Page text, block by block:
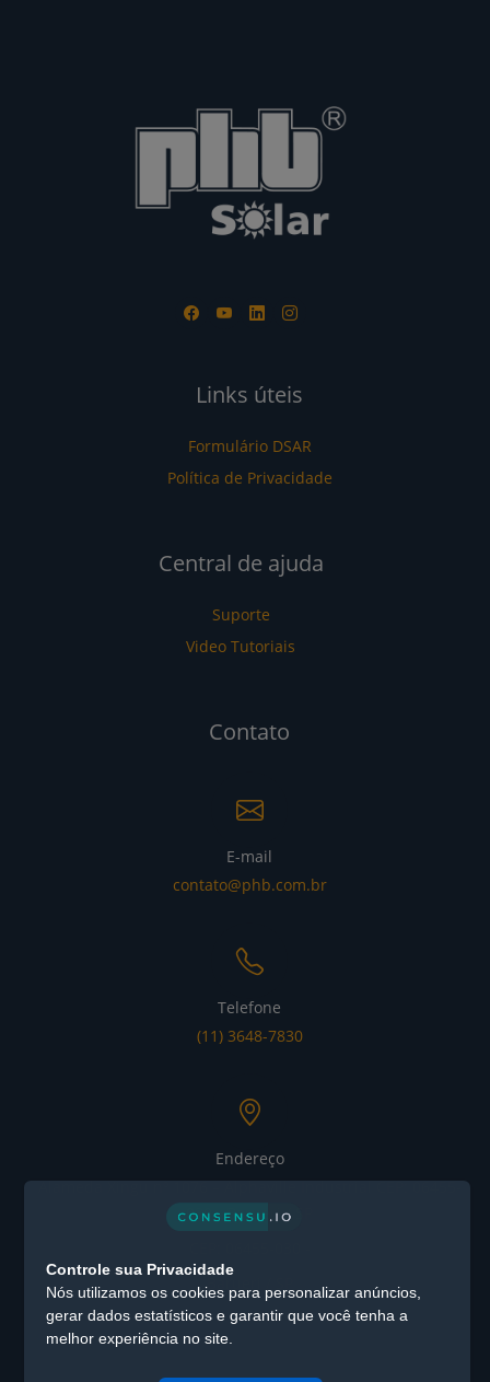
Links úteis
Formulário DSAR
Política de Privacidade
Central de ajuda
Suporte
Video Tutoriais
Contato
E-mail
contato@phb.com.br
Telefone
(11) 3648-7830
Endereço
Alameda Xingu nº 1076 – Alphaville Industrial CEP: 06455-
030 - Barueri / SP
Barueri / SP
Controle sua Privacidade
Nós utilizamos os cookies para personalizar anúncios,
gerar dados estatísticos e garantir que você tenha a
melhor experiência no site.